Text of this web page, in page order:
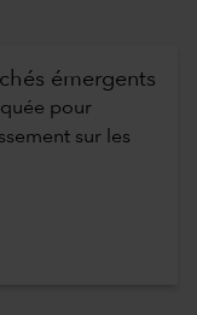
émergents
pour
sur les